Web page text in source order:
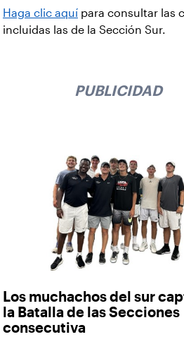
Haga clic aquí para consultar las
incluidas las de la Sección Sur.
PUBLICIDAD
Los muchachos del sur
la Batalla de las Secciones
consecutiva